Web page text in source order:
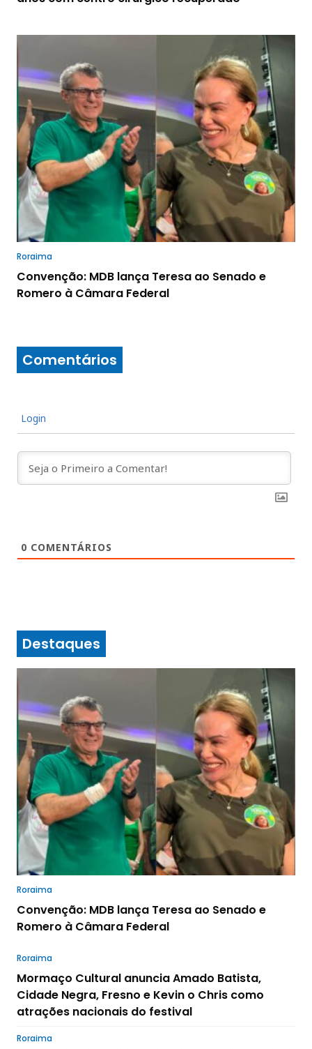
Roraima
Convenção: MDB lança Teresa ao Senado e
Romero à Câmara Federal
Comentários
Login
0 COMENTÁRIOS
Destaques
Roraima
Convenção: MDB lança Teresa ao Senado e
Romero à Câmara Federal
Roraima
Mormaço Cultural anuncia Amado Batista,
Cidade Negra, Fresno e Kevin o Chris como
atrações nacionais do festival
Roraima